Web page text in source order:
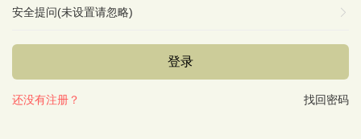
安全提问(未设置请忽略)
登录
找回密码
还没有注册？